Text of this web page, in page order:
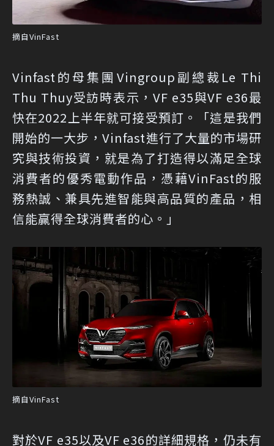
摘自VinFast
Vinfast的母集團Vingroup副總裁Le Thi
Thu Thuy受訪時表示，VF e35與VF e36最
快在2022上半年就可接受預訂。「這是我們
開始的一大步，Vinfast進行了大量的市場研
究與技術投資，就是為了打造得以滿足全球
消費者的優秀電動作品，憑藉VinFast的服
務熱誠、兼具先進智能與高品質的產品，相
信能贏得全球消費者的心。」
摘自VinFast
對於VF e35以及VF e36的詳細規格，仍未有